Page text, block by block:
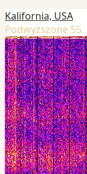
Kalifornia, USA
Podwyższone 55